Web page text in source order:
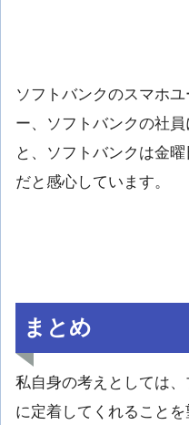
ソフトバンクのスマホ
ー、ソフトバンクの社
と、ソフトバンクは金
だと感心しています。
まとめ
私自身の考えとしては
に定着してくれることを